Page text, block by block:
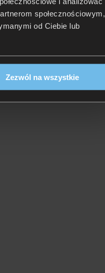
społecznościowym,
od Ciebie lub
Zezwól na wszystkie